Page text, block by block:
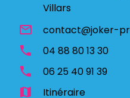
Villars
mail_outline contact@joker-
phone 04 88 80 13 30
phone 06 25 40 91 39
map Itinéraire